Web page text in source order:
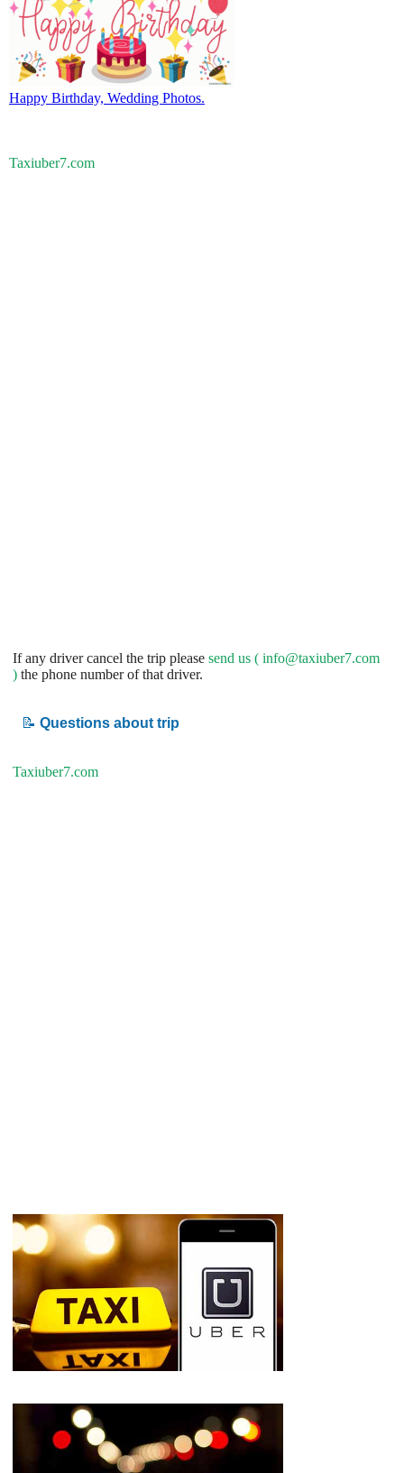
Happy Birthday, Wedding Photos.
Taxiuber7.com
If any driver cancel the trip please send us ( info@taxiuber7.com
) the phone number of that driver.
📝 Questions about trip
Taxiuber7.com